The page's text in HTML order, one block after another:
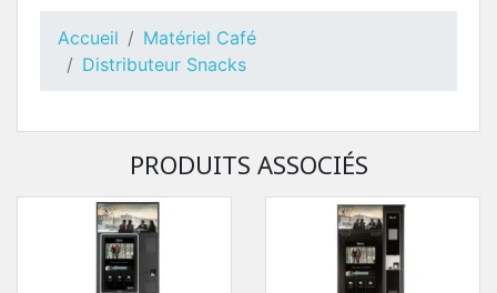
Accueil
Matériel Café
Distributeur Snacks
PRODUITS ASSOCIÉS